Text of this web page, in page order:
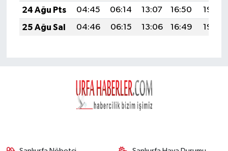
24 Ağu Pts
04:45 06:14 13:07 16:50
19:49
25 Ağu Sal
04:46 06:15 13:06 16:49 19:48